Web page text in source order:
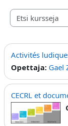
Activités
Opettaja: Gael
CECRL et